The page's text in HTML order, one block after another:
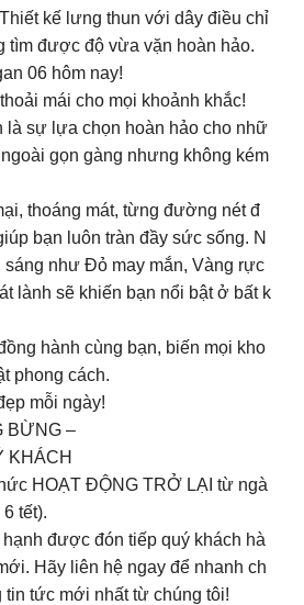
kế lưng thun với dây điều chỉ
tìm được độ vừa vặn hoàn hảo.
06 hôm nay!
mái cho mọi khoảnh khắc!
là sự lựa chọn hoàn hảo cho nhữ
gọn gàng nhưng không kém
thoáng mát, từng đường nét đ
bạn luôn tràn đầy sức sống. N
như Đỏ may mắn, Vàng rực
lành sẽ khiến bạn nổi bật ở bất k
hành cùng bạn, biến mọi kho
phong cách.
mỗi ngày!
BỪNG –
HOẠT ĐỘNG TRỞ LẠI từ ngà
tết).
được đón tiếp quý khách hà
Hãy liên hệ ngay để nhanh ch
tin tức mới nhất từ chúng tôi!